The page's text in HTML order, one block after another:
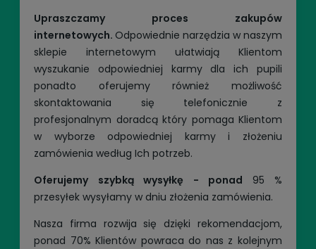
Upraszczamy proces zakupów
internetowych. Odpowiednie narzędzia w naszym
sklepie internetowym ułatwiają Klientom
wyszukanie odpowiedniej karmy dla ich pupili
ponadto oferujemy również możliwość
skontaktowania się telefonicznie z
profesjonalnym doradcą który pomaga Klientom
w wyborze odpowiedniej karmy i złożeniu
zamówienia według Ich potrzeb.
Oferujemy szybką wysyłkę - ponad 95 %
przesyłek wysyłamy w dniu złożenia zamówienia.
Nasza firma rozwija się dzięki rekomendacjom,
ponad 70% Klientów powraca do nas z kolejnym